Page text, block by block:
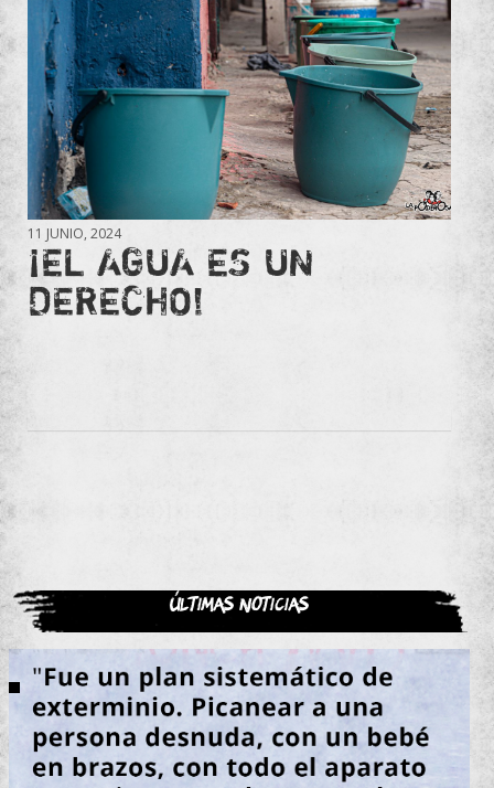
11 JUNIO, 2024
¡EL AGUA ES UN
DERECHO!
Últimas noticias